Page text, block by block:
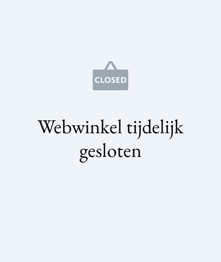
Webwinkel tijdelijk
gesloten